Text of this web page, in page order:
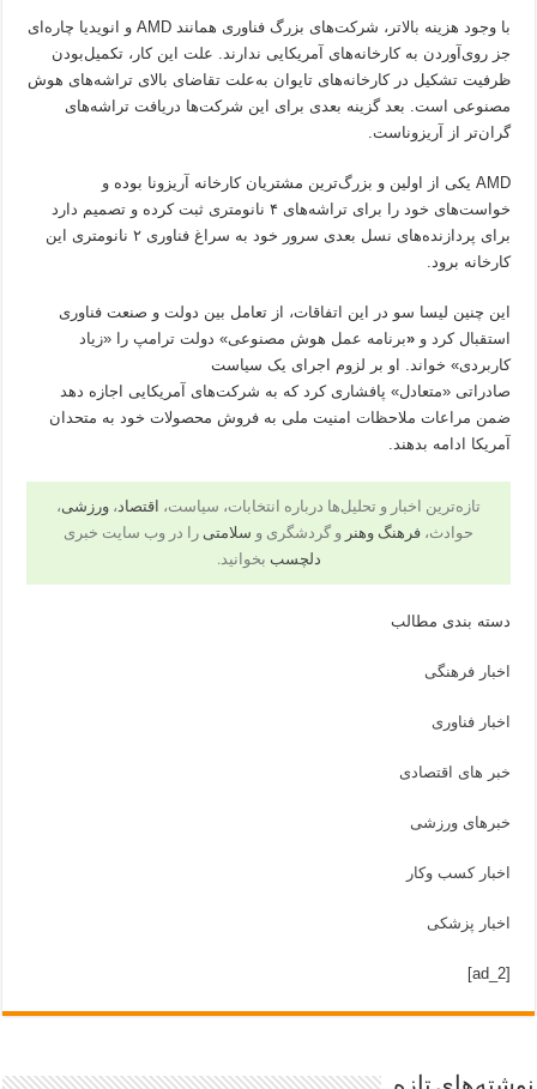
با وجود هزینه بالاتر، شرکت‌های بزرگ فناوری همانند AMD و انویدیا چاره‌ای
جز روی‌آوردن به کارخانه‌های آمریکایی ندارند. علت این کار، تکمیل‌بودن
ظرفیت تشکیل در کارخانه‌های تایوان به‌علت تقاضای بالای تراشه‌های هوش
مصنوعی است. بعد گزینه بعدی برای این شرکت‌ها دریافت تراشه‌های
گران‌تر از آریزوناست.
AMD یکی از اولین و بزرگ‌ترین مشتریان کارخانه آریزونا بوده و
خواست‌های خود را برای تراشه‌های ۴ نانومتری ثبت کرده و تصمیم دارد
برای پردازنده‌های نسل بعدی سرور خود به سراغ فناوری ۲ نانومتری این
کارخانه برود.
این چنین لیسا سو در این اتفاقات، از تعامل بین دولت و صنعت فناوری
استقبال کرد و«برنامه عمل هوش مصنوعی» دولت ترامپ را «زیاد
کاربردی» خواند. او بر لزوم اجرای یک سیاست
صادراتی «متعادل» پافشاری کرد که به شرکت‌های آمریکایی اجازه دهد
ضمن مراعات ملاحظات امنیت ملی به فروش محصولات خود به متحدان
آمریکا ادامه بدهند.
تازه‌ترین اخبار و تحلیل‌ها درباره انتخابات، سیاست، اقتصاد، ورزشی،
حوادث، فرهنگ وهنر و گردشگری و سلامتی را در وب سایت خبری
دلچسب بخوانید.
دسته بندی مطالب
اخبار فرهنگی
اخبار فناوری
خبر های اقتصادی
خبرهای ورزشی
اخبار کسب وکار
اخبار پزشکی
[ad_2]